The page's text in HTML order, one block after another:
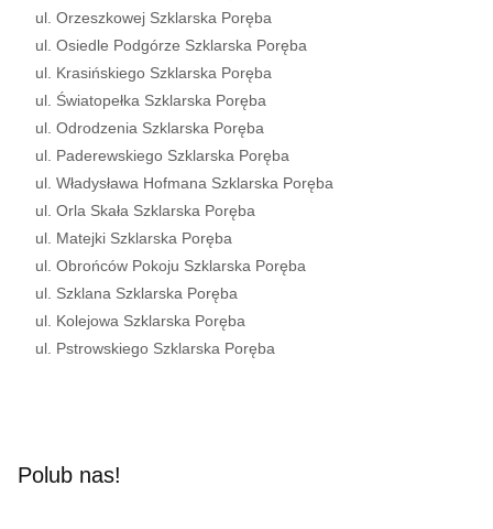
ul. Orzeszkowej Szklarska Poręba
ul. Osiedle Podgórze Szklarska Poręba
ul. Krasińskiego Szklarska Poręba
ul. Światopełka Szklarska Poręba
ul. Odrodzenia Szklarska Poręba
ul. Paderewskiego Szklarska Poręba
ul. Władysława Hofmana Szklarska Poręba
ul. Orla Skała Szklarska Poręba
ul. Matejki Szklarska Poręba
ul. Obrońców Pokoju Szklarska Poręba
ul. Szklana Szklarska Poręba
ul. Kolejowa Szklarska Poręba
ul. Pstrowskiego Szklarska Poręba
Polub nas!